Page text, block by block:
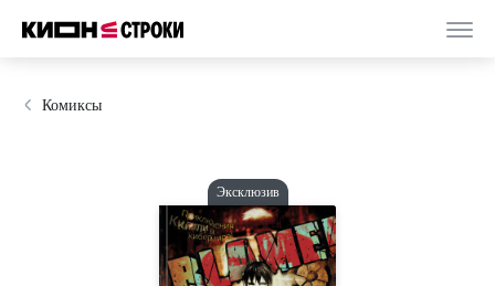
Комиксы
Эксклюзив